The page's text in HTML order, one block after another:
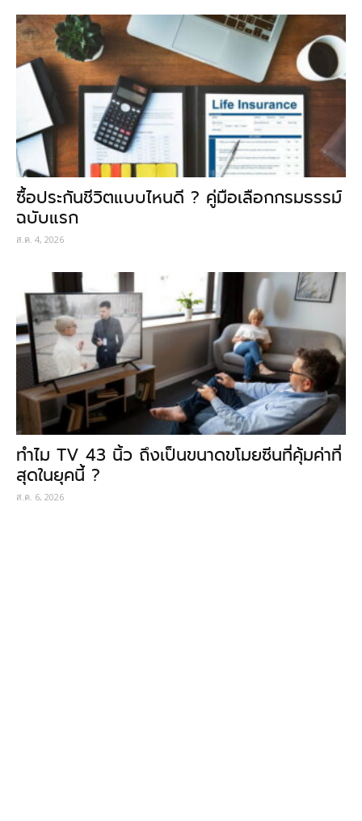
ซื้อประกันชีวิตแบบไหนดี ? คู่มือเลือกกรมธรรม์
ฉบับแรก
ส.ค. 4, 2026
ทำไม TV 43 นิ้ว ถึงเป็นขนาดขโมยซีนที่คุ้มค่าที่
สุดในยุคนี้ ?
ส.ค. 6, 2026